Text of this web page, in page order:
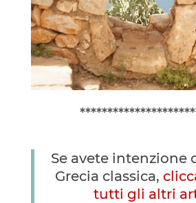
Se avete intenzione
Grecia classica,
tutti gli altri